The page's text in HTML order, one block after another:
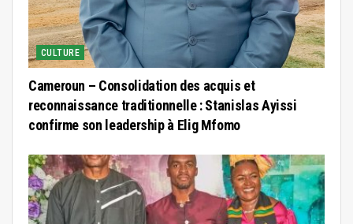
CULTURE
Cameroun – Consolidation des acquis et
reconnaissance traditionnelle : Stanislas Ayissi
confirme son leadership à Elig Mfomo